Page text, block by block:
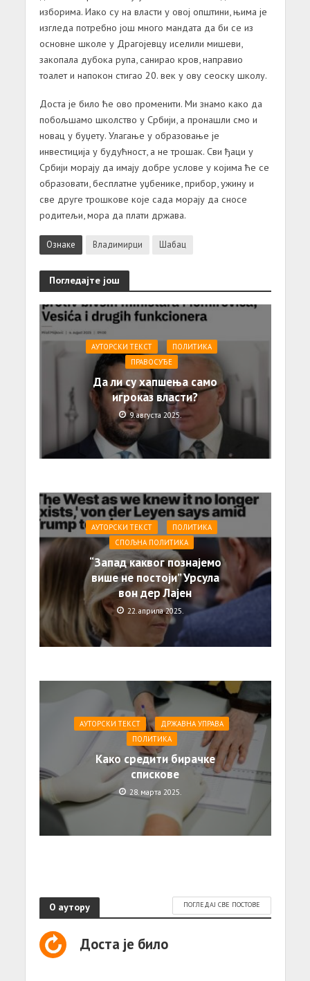
изборима. Иако су на власти у овој општини, њима је
изгледа потребно још много мандата да би се из
основне школе у Драгојевцу иселили мишеви,
закопала дубока рупа, санирао кров, направио
тоалет и напокон стигао 20. век у ову сеоску школу.
Доста је било ће ово променити. Ми знамо како да
побољшамо школство у Србији, а пронашли смо и
новац у буџету. Улагање у образовање је
инвестиција у будућност, а не трошак. Сви ђаци у
Србији морају да имају добре услове у којима ће се
образовати, бесплатне уџбенике, прибор, ужину и
све друге трошкове које сада морају да сносе
родитељи, мора да плати држава.
Ознаке Владимирци Шабац
Погледајте још
АУТОРСКИ ТЕКСТ
ПОЛИТИКА
ПРАВОСУЂЕ
Да ли су хапшења само
игроказ власти?
9. августа 2025.
АУТОРСКИ ТЕКСТ
ПОЛИТИКА
СПОЉНА ПОЛИТИКА
“Запад каквог познајемо
више не постоји” Урсула
вон дер Лајен
22. априла 2025.
АУТОРСКИ ТЕКСТ
ДРЖАВНА УПРАВА
ПОЛИТИКА
Како средити бирачке
спискове
28. марта 2025.
О аутору ПОГЛЕДАЈ СВЕ ПОСТОВЕ
Доста је било